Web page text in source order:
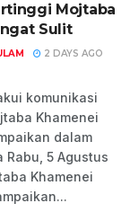
Mojtaba
Sulit
2 DAYS AGO
komunikasi
Khamenei
dalam
5 Agustus
Khamenei